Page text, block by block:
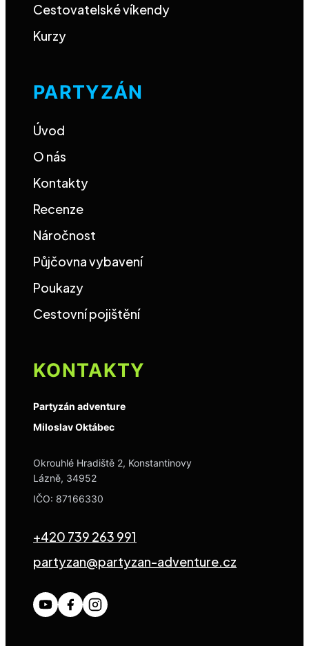
Cestovatelské víkendy
Kurzy
PARTYZÁN
Úvod
O nás
Kontakty
Recenze
Náročnost
Půjčovna vybavení
Poukazy
Cestovní pojištění
KONTAKTY
Partyzán adventure
Miloslav Oktábec
Okrouhlé Hradiště 2, Konstantinovy
Lázně, 34952
IČO: 87166330
+420 739 263 991
partyzan@partyzan-adventure.cz